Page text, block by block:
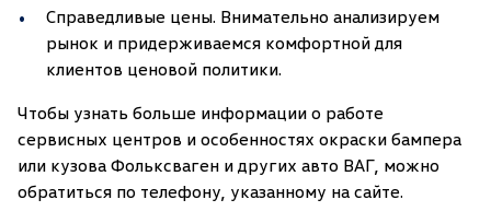
Справедливые цены. Внимательно анализируем
рынок и придерживаемся комфортной для
клиентов ценовой политики.
Чтобы узнать больше информации о работе
сервисных центров и особенностях окраски бампера
или кузова Фольксваген и других авто ВАГ, можно
обратиться по телефону, указанному на сайте.